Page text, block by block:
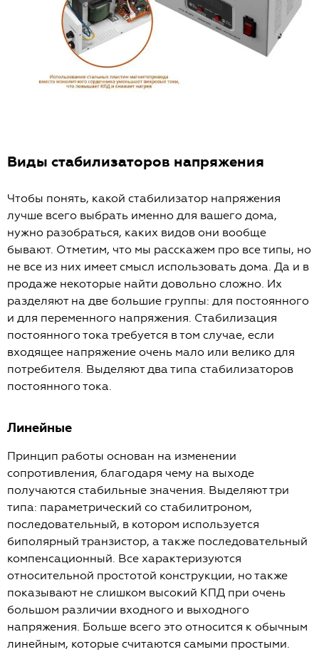
Виды стабилизаторов напряжения
Чтобы понять, какой стабилизатор напряжения
лучше всего выбрать именно для вашего дома,
нужно разобраться, каких видов они вообще
бывают. Отметим, что мы расскажем про все типы, но
не все из них имеет смысл использовать дома. Да и в
продаже некоторые найти довольно сложно. Их
разделяют на две большие группы: для постоянного
и для переменного напряжения. Стабилизация
постоянного тока требуется в том случае, если
входящее напряжение очень мало или велико для
потребителя. Выделяют два типа стабилизаторов
постоянного тока.
Линейные
Принцип работы основан на изменении
сопротивления, благодаря чему на выходе
получаются стабильные значения. Выделяют три
типа: параметрический со стабилитроном,
последовательный, в котором используется
биполярный транзистор, а также последовательный
компенсационный. Все характеризуются
относительной простотой конструкции, но также
показывают не слишком высокий КПД при очень
большом различии входного и выходного
напряжения. Больше всего это относится к обычным
линейным, которые считаются самыми простыми.